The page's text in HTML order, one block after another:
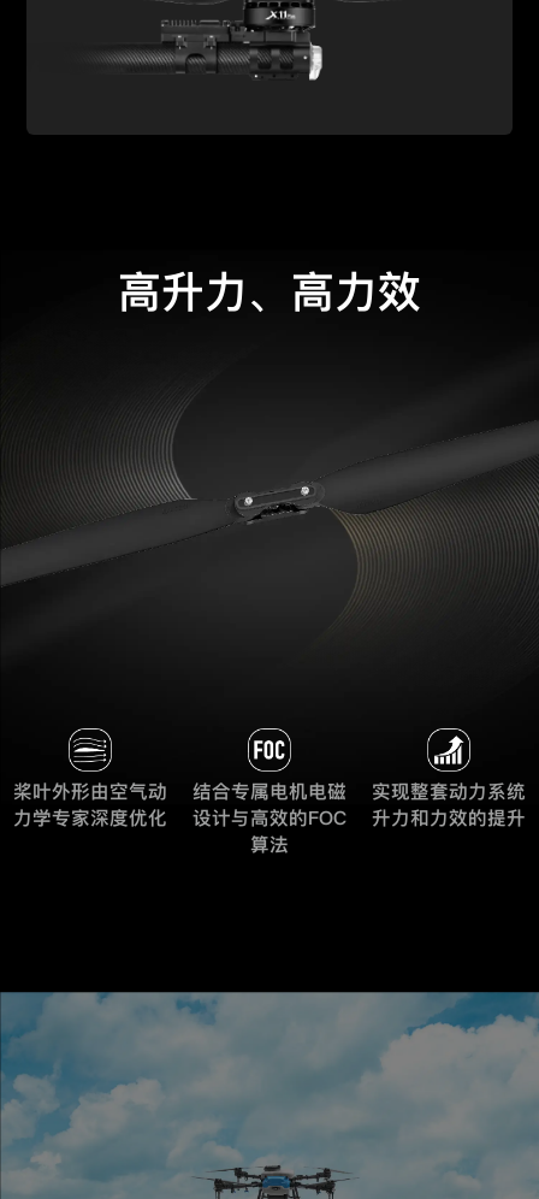
高升力、高力效
桨叶外形由空气动
力学专家深度优化
结合专属电机电磁
设计与高效的FOC
算法
实现整套动力系统
升力和力效的提升